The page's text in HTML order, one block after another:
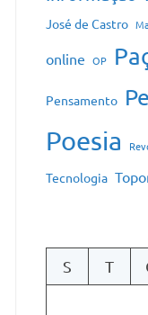
José de Castro
online OP
Pensamento
Poesia
Tecnologia
S
T